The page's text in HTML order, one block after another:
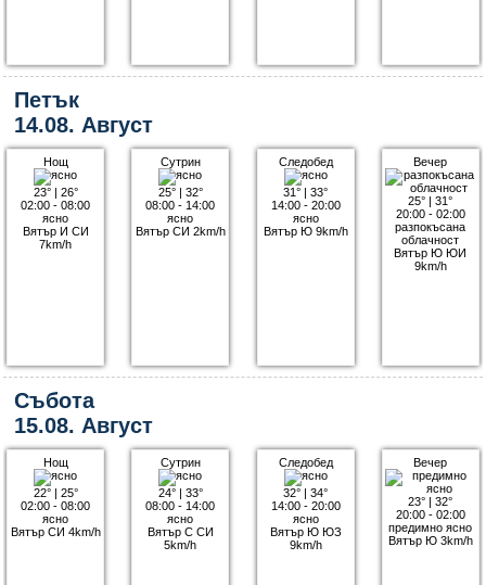
Петък
14.08. Август
Нощ
23°| 26°
02:00 - 08:00
ясно
Вятър И СИ
7km/h
Сутрин
25°| 32°
08:00 - 14:00
ясно
Вятър СИ 2km/h
Следобед
31° |33°
14:00 - 20:00
ясно
Вятър Ю 9km/h
Вечер
25° |31°
20:00 - 02:00
разпокъсана
облачност
Вятър Ю ЮИ
9km/h
Събота
15.08. Август
Нощ
22°| 25°
02:00 - 08:00
ясно
Вятър СИ 4km/h
Сутрин
24°| 33°
08:00 - 14:00
ясно
Вятър С СИ
5km/h
Следобед
32° |34°
14:00 - 20:00
ясно
Вятър Ю ЮЗ
9km/h
Вечер
23° |32°
20:00 - 02:00
предимно ясно
Вятър Ю 3km/h